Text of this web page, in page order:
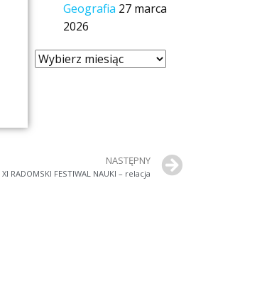
Geografia 27 marca
2026
NASTĘPNY
XI RADOMSKI FESTIWAL NAUKI – relacja